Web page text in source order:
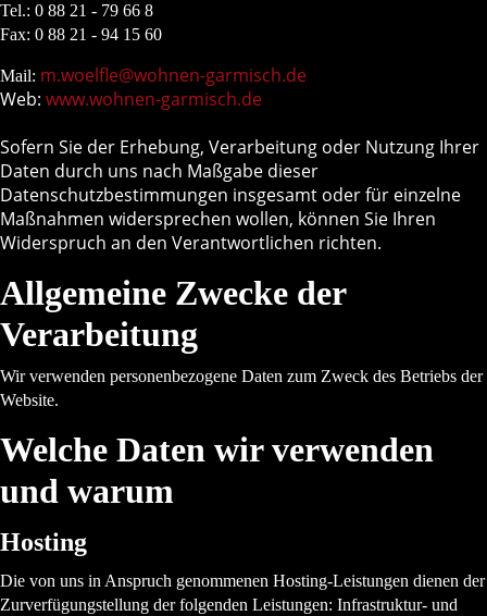
Tel.: 0 88 21 - 79 66 8
Fax: 0 88 21 - 94 15 60
Mail: m.woelfle@wohnen-garmisch.de
Web: www.wohnen-garmisch.de
Sofern Sie der Erhebung, Verarbeitung oder Nutzung Ihrer
Daten durch uns nach Maßgabe dieser
Datenschutzbestimmungen insgesamt oder für einzelne
Maßnahmen widersprechen wollen, können Sie Ihren
Widerspruch an den Verantwortlichen richten.
Allgemeine Zwecke der
Verarbeitung
Wir verwenden personenbezogene Daten zum Zweck des Betriebs der
Website.
Welche Daten wir verwenden
und warum
Hosting
Die von uns in Anspruch genommenen Hosting-Leistungen dienen der
Zurverfügungstellung der folgenden Leistungen: Infrastruktur- und